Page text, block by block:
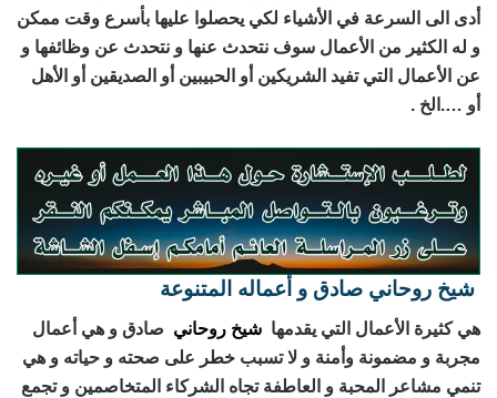
أدى الى السرعة في الأشياء لكي يحصلوا عليها بأسرع وقت ممكن
و له الكثير من الأعمال سوف نتحدث عنها و نتحدث عن وظائفها و
عن الأعمال التي تفيد الشريكين أو الحبيبين أو الصديقين أو الأهل
أو ….الخ .
شيخ روحاني صادق و أعماله المتنوعة
هي كثيرة الأعمال التي يقدمها شيخ روحاني صادق و هي أعمال
مجربة و مضمونة وأمنة و لا تسبب خطر على صحته و حياته و هي
تنمي مشاعر المحبة و العاطفة تجاه الشركاء المتخاصمين و تجمع